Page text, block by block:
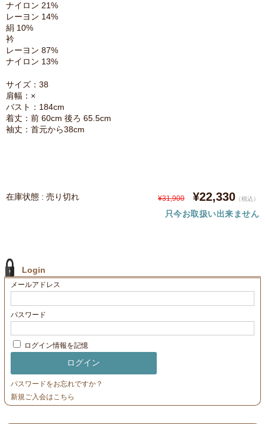
ナイロン 21%
レーヨン 14%
絹 10%
衿
レーヨン 87%
ナイロン 13%
サイズ：38
肩幅：×
バスト：184cm
着丈：前 60cm 後ろ 65.5cm
袖丈：首元から38cm
在庫状態 : 売り切れ ¥31,900 ¥22,330 （税込）
只今お取扱い出来ません
Login
メールアドレス
パスワード
ログイン情報を記憶
パスワードをお忘れですか？
新規ご入会はこちら